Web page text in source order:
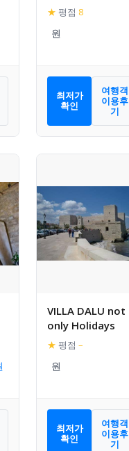
★ 평점 8
최저가
확인
여행객
이용후
기
VILLA DALU not
only Holidays
★ 평점 –
최저가
확인
여행객
이용후
기